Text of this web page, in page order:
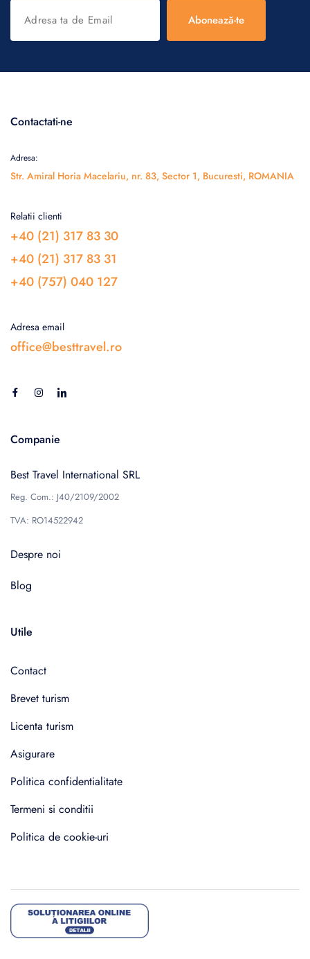
Abonează-te
Contactati-ne
Adresa:
Str. Amiral Horia Macelariu, nr. 83, Sector 1, Bucuresti, ROMANIA
Relatii clienti
+40 (21) 317 83 30
+40 (21) 317 83 31
+40 (757) 040 127
Adresa email
office@besttravel.ro
Companie
Best Travel International SRL
Reg. Com.: J40/2109/2002
TVA: RO14522942
Despre noi
Blog
Utile
Contact
Brevet turism
Licenta turism
Asigurare
Politica confidentialitate
Termeni si conditii
Politica de cookie-uri